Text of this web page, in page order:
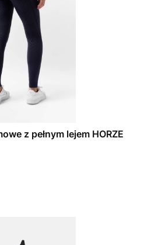
z pełnym lejem HORZE